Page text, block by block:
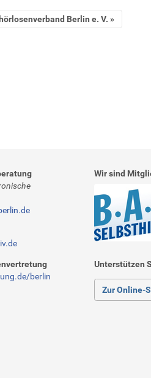
Berlin e. V.
berlin
Wir sind
Unterstützen
Zur Online-